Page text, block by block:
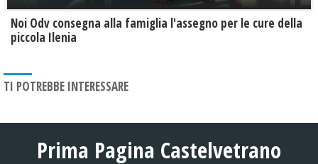
Noi Odv consegna alla famiglia l'assegno per le cure della
piccola Ilenia
TI POTREBBE INTERESSARE
Prima Pagina Castelvetrano